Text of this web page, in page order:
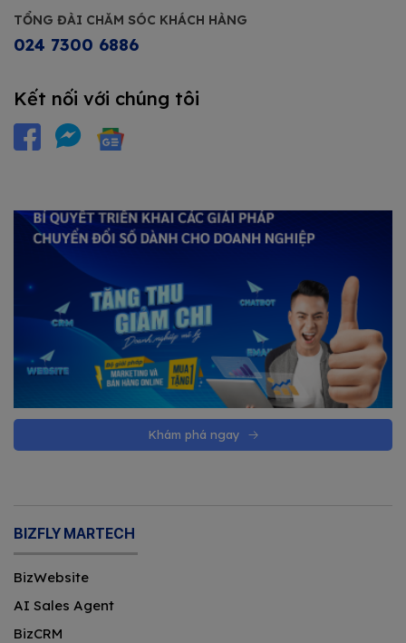
TỔNG ĐÀI CHĂM SÓC KHÁCH HÀNG
024 7300 6886
Kết nối với chúng tôi
Khám phá ngay
BIZFLY MARTECH
BizWebsite
AI Sales Agent
BizCRM